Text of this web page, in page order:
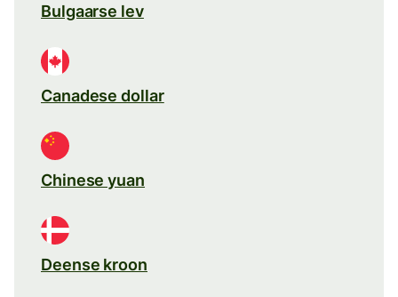
Bulgaarse lev
Canadese dollar
Chinese yuan
Deense kroon